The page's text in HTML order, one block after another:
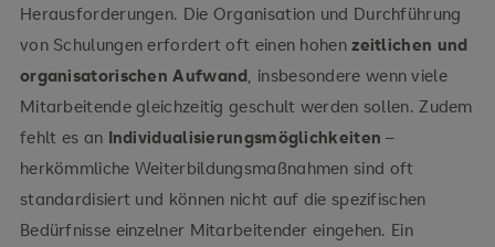
Herausforderungen. Die Organisation und Durchführung
von Schulungen erfordert oft einen hohenzeitlichen und
organisatorischen Aufwand , insbesondere wenn viele
Mitarbeitende gleichzeitig geschult werden sollen. Zudem
fehlt es an Individualisierungsmöglichkeiten –
herkömmliche Weiterbildungsmaßnahmen sind oft
standardisiert und können nicht auf die spezifischen
Bedürfnisse einzelner Mitarbeitender eingehen. Ein